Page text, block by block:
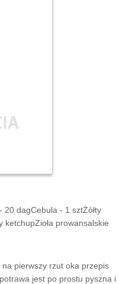
20 dagCebula - 1 sztŻółty
prowansalskie
pierwszy rzut oka przepis
jest po prostu pyszna i